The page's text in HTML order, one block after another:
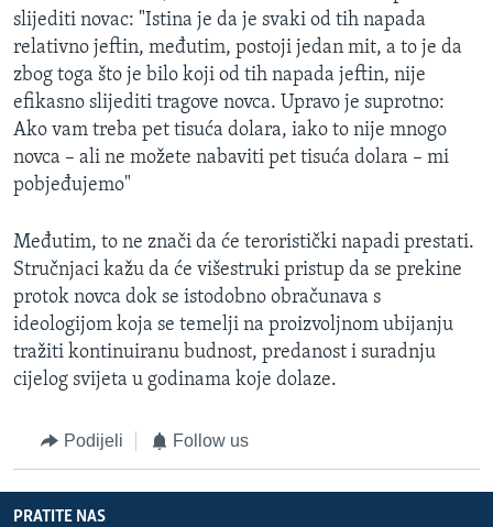
slijediti novac: "Istina je da je svaki od tih napada
relativno jeftin, međutim, postoji jedan mit, a to je da
zbog toga što je bilo koji od tih napada jeftin, nije
efikasno slijediti tragove novca. Upravo je suprotno:
Ako vam treba pet tisuća dolara, iako to nije mnogo
novca – ali ne možete nabaviti pet tisuća dolara – mi
pobjeđujemo"
Međutim, to ne znači da će teroristički napadi prestati.
Stručnjaci kažu da će višestruki pristup da se prekine
protok novca dok se istodobno obračunava s
ideologijom koja se temelji na proizvoljnom ubijanju
tražiti kontinuiranu budnost, predanost i suradnju
cijelog svijeta u godinama koje dolaze.
Podijeli Follow us
PRATITE NAS